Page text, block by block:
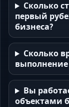
Сколько
первый
бизнеса?
Сколько
выполнение
Вы
объектами